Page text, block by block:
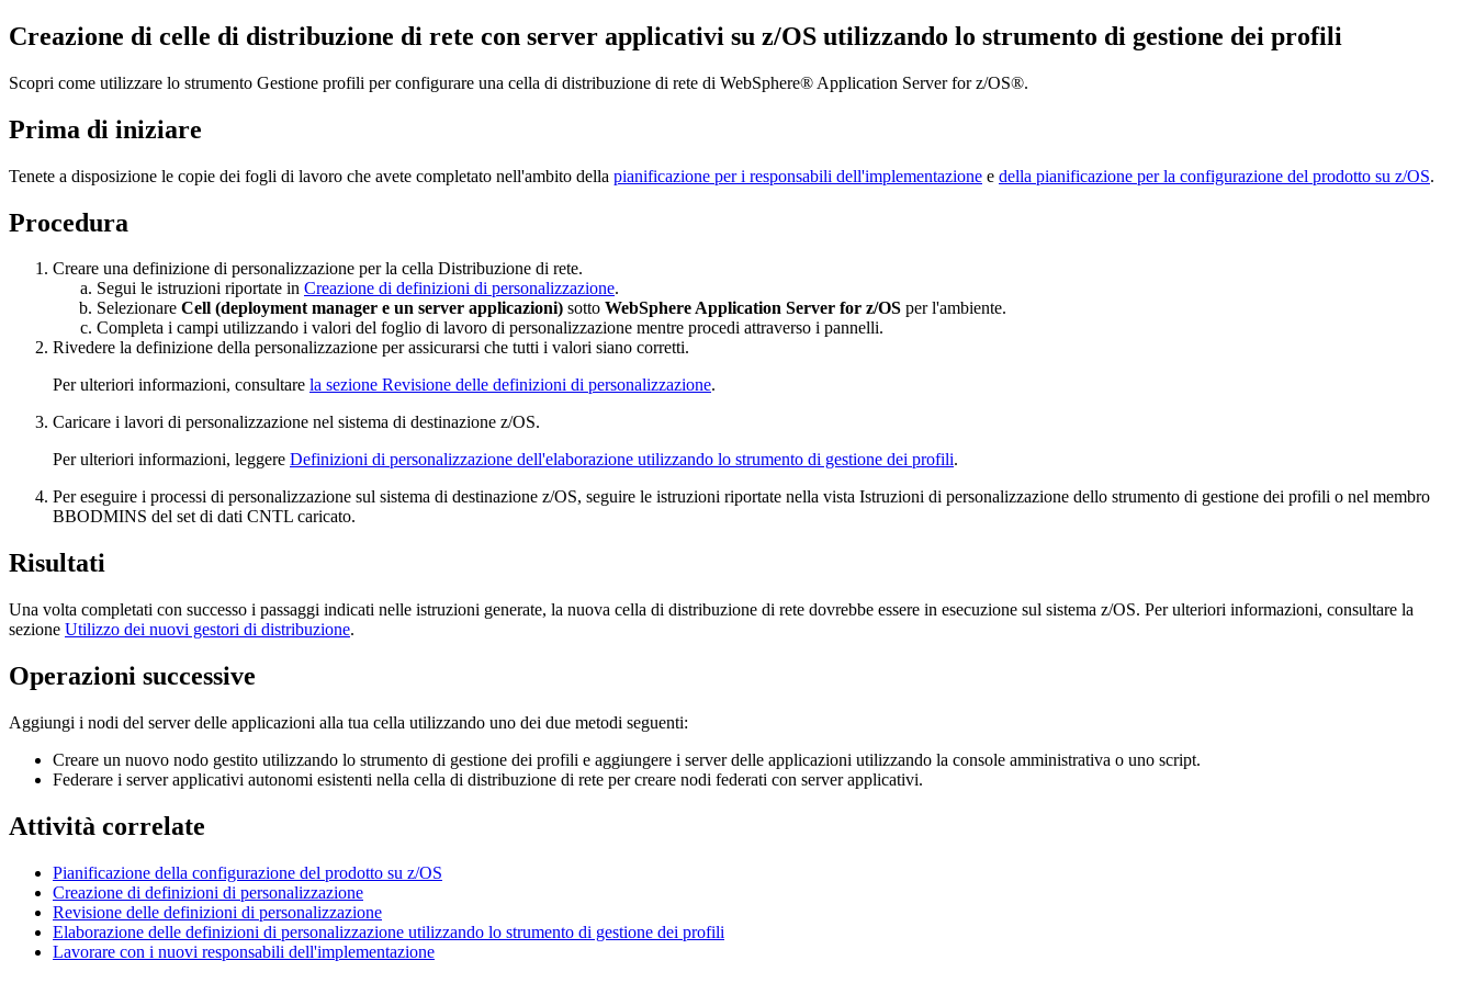
Creazione di celle di distribuzione di rete con server applicativi su z/OS utilizzando lo strumento di gestione dei profili
Scopri come utilizzare lo strumento Gestione profili per configurare una cella di distribuzione di rete di WebSphere® Application Server for z/OS®.
Prima di iniziare
Tenete a disposizione le copie dei fogli di lavoro che avete completato nell'ambito della pianificazione per i responsabili dell'implementazione e della pianificazione per la configurazione del prodotto su z/OS.
Procedura
Creare una definizione di personalizzazione per la cella Distribuzione di rete.
Segui le istruzioni riportate in Creazione di definizioni di personalizzazione.
Selezionare Cell (deployment manager e un server applicazioni) sotto WebSphere Application Server for z/OS per l'ambiente.
Completa i campi utilizzando i valori del foglio di lavoro di personalizzazione mentre procedi attraverso i pannelli.
Rivedere la definizione della personalizzazione per assicurarsi che tutti i valori siano corretti.
Per ulteriori informazioni, consultare la sezione Revisione delle definizioni di personalizzazione.
Caricare i lavori di personalizzazione nel sistema di destinazione z/OS.
Per ulteriori informazioni, leggere Definizioni di personalizzazione dell'elaborazione utilizzando lo strumento di gestione dei profili.
Per eseguire i processi di personalizzazione sul sistema di destinazione z/OS, seguire le istruzioni riportate nella vista Istruzioni di personalizzazione dello strumento di gestione dei profili o nel membro
BBODMINS del set di dati CNTL caricato.
Risultati
Una volta completati con successo i passaggi indicati nelle istruzioni generate, la nuova cella di distribuzione di rete dovrebbe essere in esecuzione sul sistema z/OS. Per ulteriori informazioni, consultare la
sezione Utilizzo dei nuovi gestori di distribuzione.
Operazioni successive
Aggiungi i nodi del server delle applicazioni alla tua cella utilizzando uno dei due metodi seguenti:
Creare un nuovo nodo gestito utilizzando lo strumento di gestione dei profili e aggiungere i server delle applicazioni utilizzando la console amministrativa o uno script.
Federare i server applicativi autonomi esistenti nella cella di distribuzione di rete per creare nodi federati con server applicativi.
Attività correlate
Pianificazione della configurazione del prodotto su z/OS
Creazione di definizioni di personalizzazione
Revisione delle definizioni di personalizzazione
Elaborazione delle definizioni di personalizzazione utilizzando lo strumento di gestione dei profili
Lavorare con i nuovi responsabili dell'implementazione